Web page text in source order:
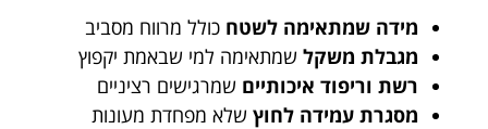
מידה שמתאימה לשטח כולל מרווח מסביב
מגבלת משקל שמתאימה למי שבאמת יקפוץ
רשת וריפוד איכותיים שמרגישים רציניים
מסגרת עמידה לחוץ שלא מפחדת מעונות